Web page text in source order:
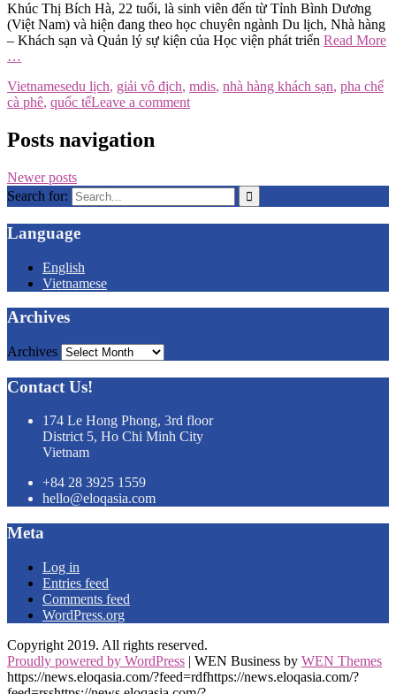
Khúc Thị Bích Hà, 22 tuổi, là sinh viên đến từ Tỉnh Bình Dương
(Việt Nam) và hiện đang theo học chuyên ngành Du lịch, Nhà hàng
– Khách sạn và Quản lý sự kiện của Học viện phát triển Read More
…
Vietnamesedu lịch, giải vô địch, mdis, nhà hàng khách sạn, pha chế
cà phê, quốc tếLeave a comment
Posts navigation
Newer posts
Search for:
Language
English
Vietnamese
Archives
Archives
Contact Us!
174 Le Hong Phong, 3rd floor
District 5, Ho Chi Minh City
Vietnam
+84 28 3925 1559
hello@eloqasia.com
Meta
Log in
Entries feed
Comments feed
WordPress.org
Copyright 2019. All rights reserved.
Proudly powered by WordPress | WEN Business by WEN Themes
https://news.eloqasia.com/?feed=rdfhttps://news.eloqasia.com/?